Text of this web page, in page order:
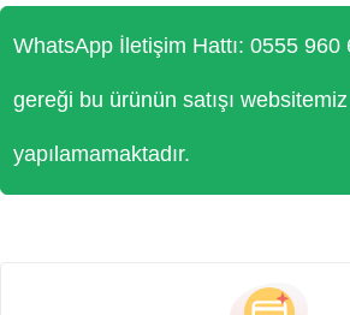
WhatsApp İletişim Hattı: 0555 960
gereği bu ürünün satışı
yapılamamaktadır.